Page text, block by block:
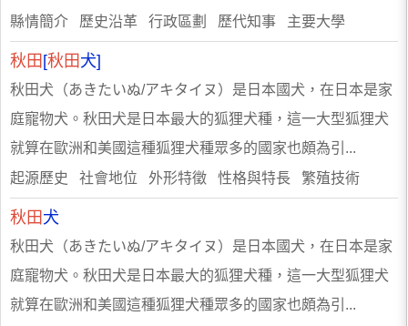
縣情簡介 歷史沿革 行政區劃 歷代知事 主要大學
秋田 [秋田 犬]
秋田犬（あきたいぬ/アキタイヌ）是日本國犬，在日本是家
庭寵物犬。秋田犬是日本最大的狐狸犬種，這一大型狐狸犬
就算在歐洲和美國這種狐狸犬種眾多的國家也頗為引...
起源歷史 社會地位 外形特徵 性格與特長 繁殖技術
秋田 犬
秋田犬（あきたいぬ/アキタイヌ）是日本國犬，在日本是家
庭寵物犬。秋田犬是日本最大的狐狸犬種，這一大型狐狸犬
就算在歐洲和美國這種狐狸犬種眾多的國家也頗為引...